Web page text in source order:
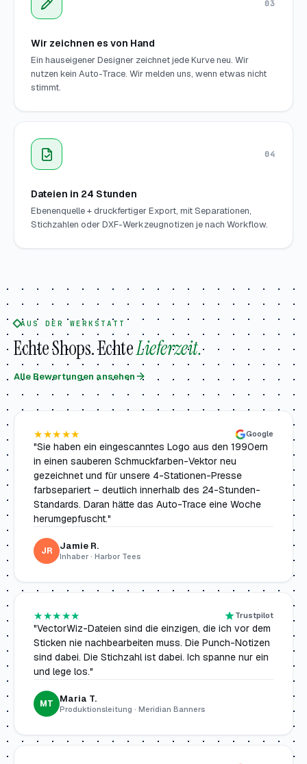
03
Wir zeichnen es von Hand
Ein hauseigener Designer zeichnet jede Kurve neu. Wir
nutzen kein Auto-Trace. Wir melden uns, wenn etwas nicht
stimmt.
04
Dateien in 24 Stunden
Ebenenquelle + druckfertiger Export, mit Separationen,
Stichzahlen oder DXF-Werkzeugnotizen je nach Workflow.
AUS DER WERKSTATT
Echte Shops. EchteLieferzeit.
Alle Bewertungen ansehen
★★★★★ Google
"Sie haben ein eingescanntes Logo aus den 1990ern
in einen sauberen Schmuckfarben-Vektor neu
gezeichnet und für unsere 4-Stationen-Presse
farbsepariert – deutlich innerhalb des 24-Stunden-
Standards. Daran hätte das Auto-Trace eine Woche
herumgepfuscht."
JR Jamie R.
Inhaber · Harbor Tees
★★★★★ Trustpilot
"VectorWiz-Dateien sind die einzigen, die ich vor dem
Sticken nie nachbearbeiten muss. Die Punch-Notizen
sind dabei. Die Stichzahl ist dabei. Ich spanne nur ein
und lege los."
MT Maria T.
Produktionsleitung · Meridian Banners